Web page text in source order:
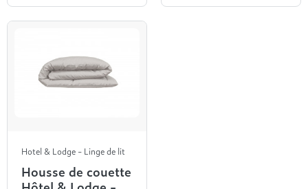
Technilat
Tempur
Hotel & Lodge - Linge de lit
Housse de couette